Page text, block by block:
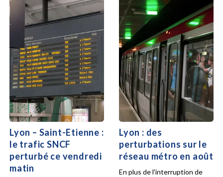
Lyon – Saint-Etienne :
le trafic SNCF
perturbé ce vendredi
matin
Lyon : des
perturbations sur le
réseau métro en août
En plus de l'interruption de